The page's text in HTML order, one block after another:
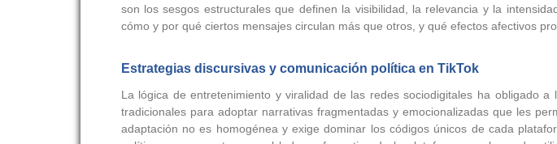
son los sesgos estructurales que definen la visibilidad, la relevancia y la
cómo y por qué ciertos mensajes circulan más que otros, y qué efectos afectivos
Estrategias discursivas y comunicación política en TikTok
La lógica de entretenimiento y viralidad de las redes sociodigitales ha obligado
tradicionales para adoptar narrativas fragmentadas y emocionalizadas que les
adaptación no es homogénea y exige dominar los códigos únicos de cada